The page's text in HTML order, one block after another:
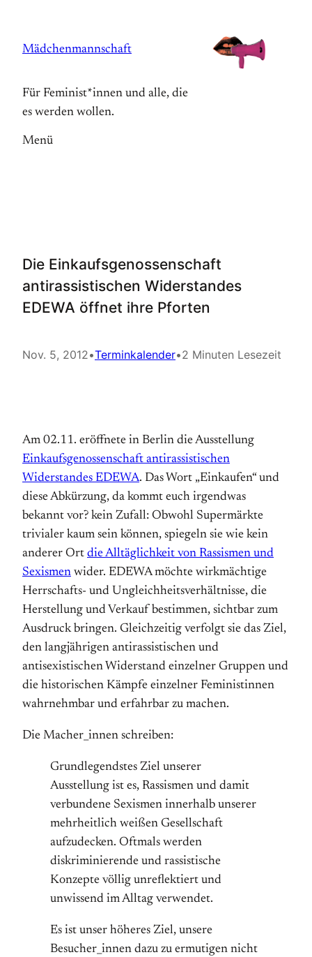
springen
Mädchenmannschaft
Für Feminist*innen und alle, die
es werden wollen.
Menü
Die Einkaufsgenossenschaft
antirassistischen Widerstandes
EDEWA öffnet ihre Pforten
Nov. 5, 2012•Terminkalender•2 Minuten Lesezeit
Am 02.11. eröffnete in Berlin die Ausstellung
Einkaufsgenossenschaft antirassistischen
Widerstandes EDEWA. Das Wort „Einkaufen“ und
diese Abkürzung, da kommt euch irgendwas
bekannt vor? kein Zufall: Obwohl Supermärkte
trivialer kaum sein können, spiegeln sie wie kein
anderer Ort die Alltäglichkeit von Rassismen und
Sexismen wider. EDEWA möchte wirkmächtige
Herrschafts- und Ungleichheitsverhältnisse, die
Herstellung und Verkauf bestimmen, sichtbar zum
Ausdruck bringen. Gleichzeitig verfolgt sie das Ziel,
den langjährigen antirassistischen und
antisexistischen Widerstand einzelner Gruppen und
die historischen Kämpfe einzelner Feministinnen
wahrnehmbar und erfahrbar zu machen.
Die Macher_innen schreiben:
Grundlegendstes Ziel unserer
Ausstellung ist es, Rassismen und damit
verbundene Sexismen innerhalb unserer
mehrheitlich weißen Gesellschaft
aufzudecken. Oftmals werden
diskriminierende und rassistische
Konzepte völlig unreflektiert und
unwissend im Alltag verwendet.
Es ist unser höheres Ziel, unsere
Besucher_innen dazu zu ermutigen nicht